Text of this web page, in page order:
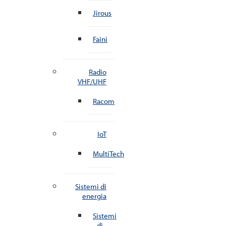
Jirous
Faini
Radio
VHF/UHF
Racom
IoT
MultiTech
Sistemi di
energia
Sistemi